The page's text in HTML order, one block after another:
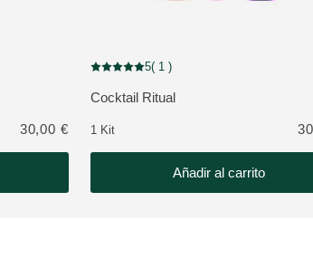
de usuarios
30,00 €
NOVEDAD
VER PRODUCTO:
Cocktail Ritual
Puntuación: 5 / 5 estrellas 1 valoraciones
5( 1 )
1 Kit
Añadir al carrito